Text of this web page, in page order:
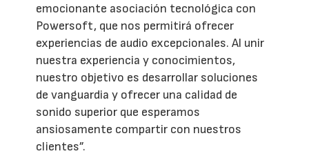
emocionante asociación tecnológica con
Powersoft, que nos permitirá ofrecer
experiencias de audio excepcionales. Al unir
nuestra experiencia y conocimientos,
nuestro objetivo es desarrollar soluciones
de vanguardia y ofrecer una calidad de
sonido superior que esperamos
ansiosamente compartir con nuestros
clientes”.